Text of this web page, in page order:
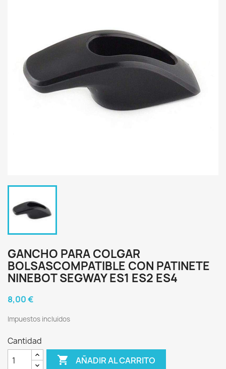
GANCHO PARA COLGAR
BOLSASCOMPATIBLE CON PATINETE
NINEBOT SEGWAY ES1 ES2 ES4
8,00 €
Impuestos incluidos
Cantidad
 AÑADIR AL CARRITO